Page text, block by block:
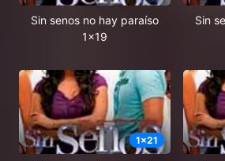
Sin senos no hay paraíso
1x19
Sin
1x21